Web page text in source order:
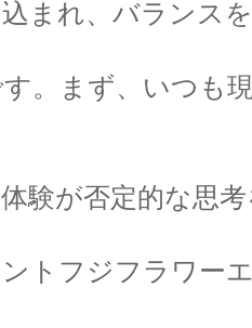
まれ、バランス
。まず、いつも
験が否定的な思
トフジフラワー